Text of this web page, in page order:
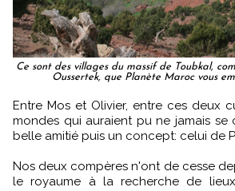
Ce sont des villages du massif de Toubkal,
Oussertek, que Planète Maroc vous
Entre Mos et Olivier, entre ces deux cultures et ces deux
mondes qui auraient pu ne jamais se
belle amitié puis un concept: celui de
Nos deux compères n'ont de cesse
le royaume à la recherche de